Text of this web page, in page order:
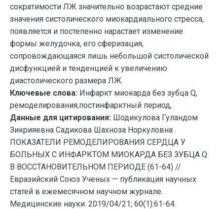
сократимости ЛЖ значительно возрастают средние
значения систолического миокардиального стресса,
появляется и постепенно нарастает изменение
формы желудочка, его сферизация,
сопровождающаяся лишь небольшой систолической
дисфункцией и тенденцией к увеличению
диастолического размера ЛЖ.
Ключевые слова: Инфаркт миокарда без зубца Q,
ремоделирования,постинфарктный период,
Данные для цитирования: Шодикулова Гуландом
Зикрияевна Садикова Шахноза Норкуловна .
ПОКАЗАТЕЛИ РЕМОДЕЛИРОВАНИЯ СЕРДЦА У
БОЛЬНЫХ С ИНФАРКТОМ МИОКАРДА БЕЗ ЗУБЦА Q
В ВОССТАНОВИТЕЛЬНОМ ПЕРИОДЕ (61-64) //
Евразийский Союз Ученых — публикация научных
статей в ежемесячном научном журнале.
Медицинские науки. 2019/04/21; 60(1):61-64.